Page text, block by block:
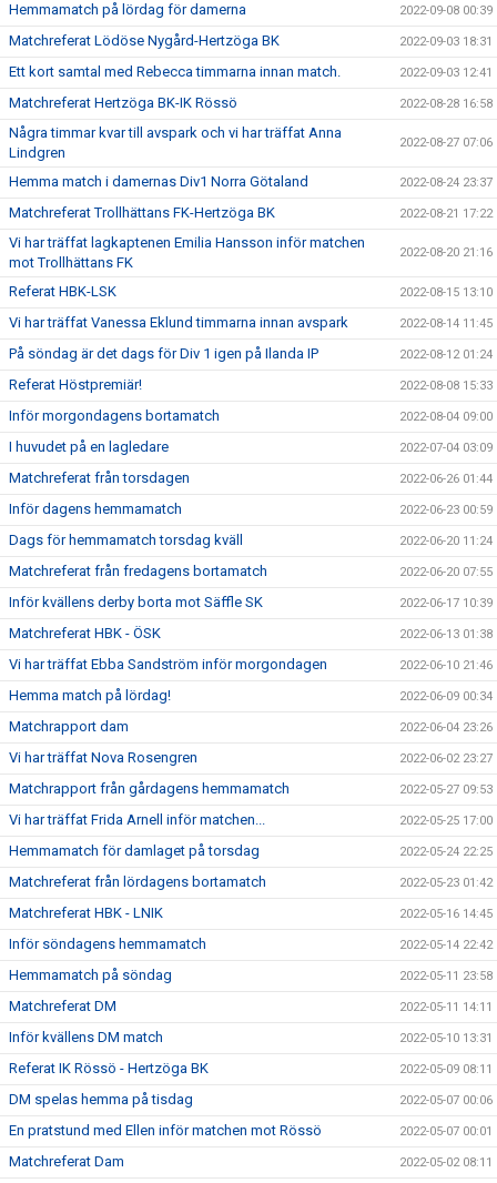
Hemmamatch på lördag för damerna 2022-09-08 00:39
Matchreferat Lödöse Nygård-Hertzöga BK 2022-09-03 18:31
Ett kort samtal med Rebecca timmarna innan match. 2022-09-03 12:41
Matchreferat Hertzöga BK-IK Rössö 2022-08-28 16:58
Några timmar kvar till avspark och vi har träffat Anna
Lindgren
2022-08-27 07:06
Hemma match i damernas Div1 Norra Götaland 2022-08-24 23:37
Matchreferat Trollhättans FK-Hertzöga BK 2022-08-21 17:22
Vi har träffat lagkaptenen Emilia Hansson inför matchen
mot Trollhättans FK
2022-08-20 21:16
Referat HBK-LSK 2022-08-15 13:10
Vi har träffat Vanessa Eklund timmarna innan avspark 2022-08-14 11:45
På söndag är det dags för Div 1 igen på Ilanda IP 2022-08-12 01:24
Referat Höstpremiär! 2022-08-08 15:33
Inför morgondagens bortamatch 2022-08-04 09:00
I huvudet på en lagledare 2022-07-04 03:09
Matchreferat från torsdagen 2022-06-26 01:44
Inför dagens hemmamatch 2022-06-23 00:59
Dags för hemmamatch torsdag kväll 2022-06-20 11:24
Matchreferat från fredagens bortamatch 2022-06-20 07:55
Inför kvällens derby borta mot Säffle SK 2022-06-17 10:39
Matchreferat HBK - ÖSK 2022-06-13 01:38
Vi har träffat Ebba Sandström inför morgondagen 2022-06-10 21:46
Hemma match på lördag! 2022-06-09 00:34
Matchrapport dam 2022-06-04 23:26
Vi har träffat Nova Rosengren 2022-06-02 23:27
Matchrapport från gårdagens hemmamatch 2022-05-27 09:53
Vi har träffat Frida Arnell inför matchen... 2022-05-25 17:00
Hemmamatch för damlaget på torsdag 2022-05-24 22:25
Matchreferat från lördagens bortamatch 2022-05-23 01:42
Matchreferat HBK - LNIK 2022-05-16 14:45
Inför söndagens hemmamatch 2022-05-14 22:42
Hemmamatch på söndag 2022-05-11 23:58
Matchreferat DM 2022-05-11 14:11
Inför kvällens DM match 2022-05-10 13:31
Referat IK Rössö - Hertzöga BK 2022-05-09 08:11
DM spelas hemma på tisdag 2022-05-07 00:06
En pratstund med Ellen inför matchen mot Rössö 2022-05-07 00:01
Matchreferat Dam 2022-05-02 08:11